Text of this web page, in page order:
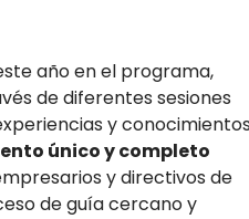
año en el programa,
de diferentes sesiones
y conocimientos
único y completo
y directivos de
de guía cercano y